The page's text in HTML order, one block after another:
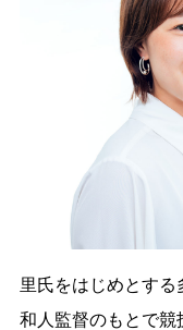
里氏をはじめとす
和人監督のもとで競